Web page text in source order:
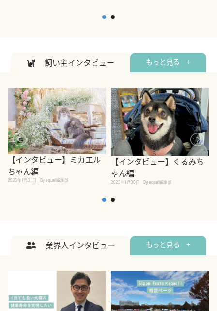
飼い主インタビュー もっと見る +
【インタビュー】ミカエル
ちゃん編
2025年1月31日 By equall編集部
【インタビュー】くるみち
ゃん編
2025年1月30日 By equall編集部
業界人インタビュー もっと見る +